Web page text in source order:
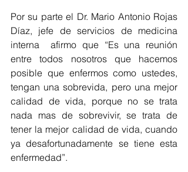
Por su parte el Dr. Mario Antonio Rojas
Díaz, jefe de servicios de medicina
interna  afirmo que “Es una reunión
entre todos nosotros que hacemos
posible que enfermos como ustedes,
tengan una sobrevida, pero una mejor
calidad de vida, porque no se trata
nada mas de sobrevivir, se trata de
tener la mejor calidad de vida, cuando
ya desafortunadamente se tiene esta
enfermedad”.